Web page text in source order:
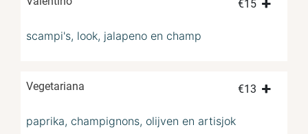
€15
scampi's, look, jalapeno en champ
Vegetariana €13
paprika, champignons, olijven en artisjok